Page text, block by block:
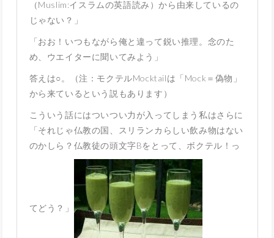
（Muslim:イスラムの英語読み）から由来しているの
じゃない？」
「おお！いつもながら俺と違って鋭い推理。念のた
め、ウエイターに聞いてみよう」
答えは○。（注：モクテルMocktailは「Mock＝偽物」
から来ているという説もあります）
こういう話にはついつい力が入ってしまう私はさらに
「それじゃ仏教の国、スリランカらしい飲み物はない
のかしら？仏教徒の頭文字Bをとって、ボクテル！っ
てどう？」